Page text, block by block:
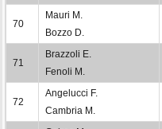
70
Mauri M.
Bozzo D.
71
Brazzoli E.
Fenoli M.
72
Angelucci F.
Cambria M.